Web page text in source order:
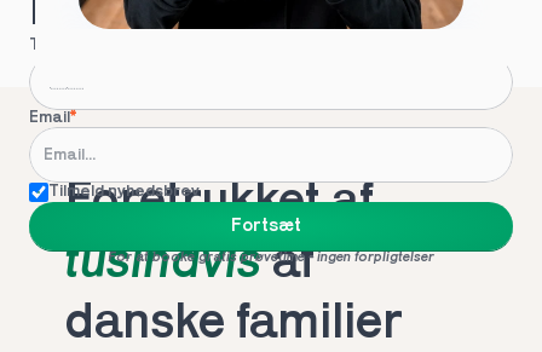
Hvordan kontakter vi dig?
Telefon
Email*
Tilmeld nyhedsbrev
Fortsæt
For at booke gratis prøvetime - ingen forpligtelser
Foretrukket af
tusindvis af
danske familier